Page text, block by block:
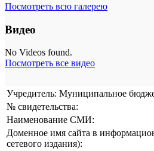
Посмотреть всю галерею
Видео
No Videos found.
Посмотреть все видео
Учредитель: Муниципальное
№ свидетельства:
Наименование СМИ:
Доменное имя сайта в
сетевого издания):